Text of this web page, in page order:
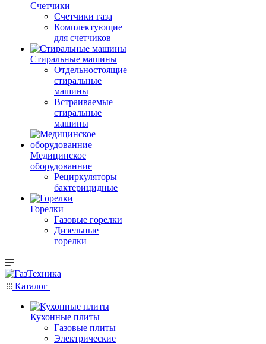
Счетчики
Счетчики газа
Комплектующие
для счетчиков
Стиральные машины
Отдельностоящие
стиральные
машины
Встраиваемые
стиральные
машины
Медицинское
оборудованние
Рециркуляторы
бактерицидные
Горелки
Газовые горелки
Дизельные
горелки
Каталог
Кухонные плиты
Газовые плиты
Электрические